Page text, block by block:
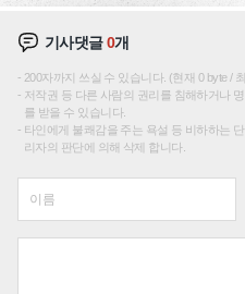
기사댓글0개
200자까지 쓰실 수 있습니다. (현재 0 byte /
저작권 등 다른 사람의 권리를 침해하거나
를 받을 수 있습니다.
타인에게 불쾌감을 주는 욕설 등 비하하는
리자의 판단에 의해 삭제 합니다.